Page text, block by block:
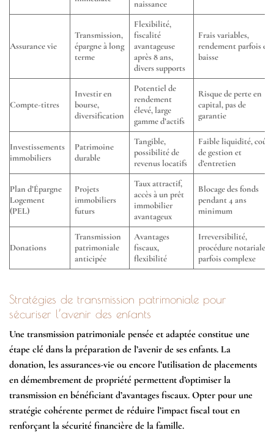
naissance
Assurance vie
Transmission,
épargne à long
terme
Flexibilité,
fiscalité
avantageuse
après 8 ans,
divers supports
Frais variables,
rendement parfois en
baisse
Compte-titres
Investir en
bourse,
diversification
Potentiel de
rendement
élevé, large
gamme d’actifs
Risque de perte en
capital, pas de
garantie
Investissements
immobiliers
Patrimoine
durable
Tangible,
possibilité de
revenus locatifs
Faible liquidité, coûts
de gestion et
d’entretien
Plan d’Épargne
Logement
(PEL)
Projets
immobiliers
futurs
Taux attractif,
accès à un prêt
immobilier
avantageux
Blocage des fonds
pendant 4 ans
minimum
Donations
Transmission
patrimoniale
anticipée
Avantages
fiscaux,
flexibilité
Irreversibilité,
procédure notariale
parfois complexe
Stratégies de transmission patrimoniale pour
sécuriser l’avenir des enfants
Une transmission patrimoniale pensée et adaptée constitue une
étape clé dans la préparation de l’avenir de ses enfants. La
donation, les assurances-vie ou encore l’utilisation de placements
en démembrement de propriété permettent d’optimiser la
transmission en bénéficiant d’avantages fiscaux. Opter pour une
stratégie cohérente permet de réduire l’impact fiscal tout en
renforçant la sécurité financière de la famille.